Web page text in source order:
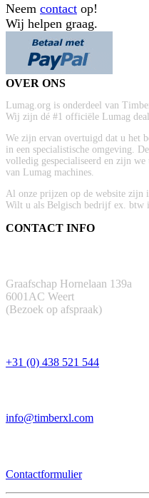
Neem contact op!
Wij helpen graag.
OVER ONS
Lumag.org is onderdeel van
Wij zijn dé #1 officiële Lumag
We zijn ervan overtuigd dat u het
in een specialistische omgeving.
volledig gespecialiseerd en zijn
van Lumag machines.
Al onze prijzen op de website zijn
Wilt u als Belgisch bedrijf ex. btw
CONTACT INFO
Graafschap Hornelaan 139a
6001AC Weert
(Bezoek op afspraak)
+31 (0) 438 521 544
info@timberxl.com
Contactformulier